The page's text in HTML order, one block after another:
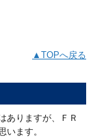
▲TOPへ戻る
ありますが、ＦＲ
います。